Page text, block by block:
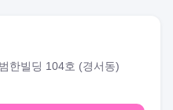
한빌딩 104호 (경서동)